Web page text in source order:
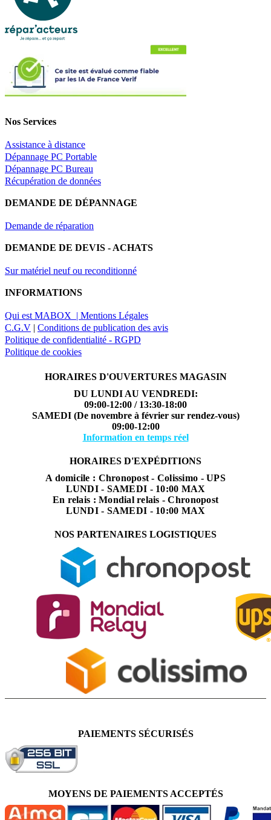
Nos Services
Assistance à distance
Dépannage PC Portable
Dépannage PC Bureau
Récupération de données
DEMANDE DE DÉPANNAGE
Demande de réparation
DEMANDE DE DEVIS - ACHATS
Sur matériel neuf ou reconditionné
INFORMATIONS
Qui est MABOX | Mentions Légales
C.G.V | Conditions de publication des avis
Politique de confidentialité - RGPD
Politique de cookies
HORAIRES D'OUVERTURES MAGASIN
DU LUNDI AU VENDREDI:
09:00-12:00 / 13:30-18:00
SAMEDI (De novembre à février sur rendez-vous)
09:00-12:00
Information en temps réel
HORAIRES D'EXPÉDITIONS
A domicile : Chronopost - Colissimo - UPS
LUNDI - SAMEDI - 10:00 MAX
En relais : Mondial relais - Chronopost
LUNDI - SAMEDI - 10:00 MAX
NOS PARTENAIRES LOGISTIQUES
PAIEMENTS SÉCURISÉS
MOYENS DE PAIEMENTS ACCEPTÉS